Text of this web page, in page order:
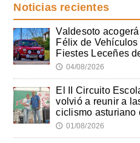
Noticias recientes
Valdesoto
Félix de
Fiestes Leceñes
🕔 04/08/2026
El II Circuito
volvió a reunir a
ciclismo asturiano
🕔 01/08/2026